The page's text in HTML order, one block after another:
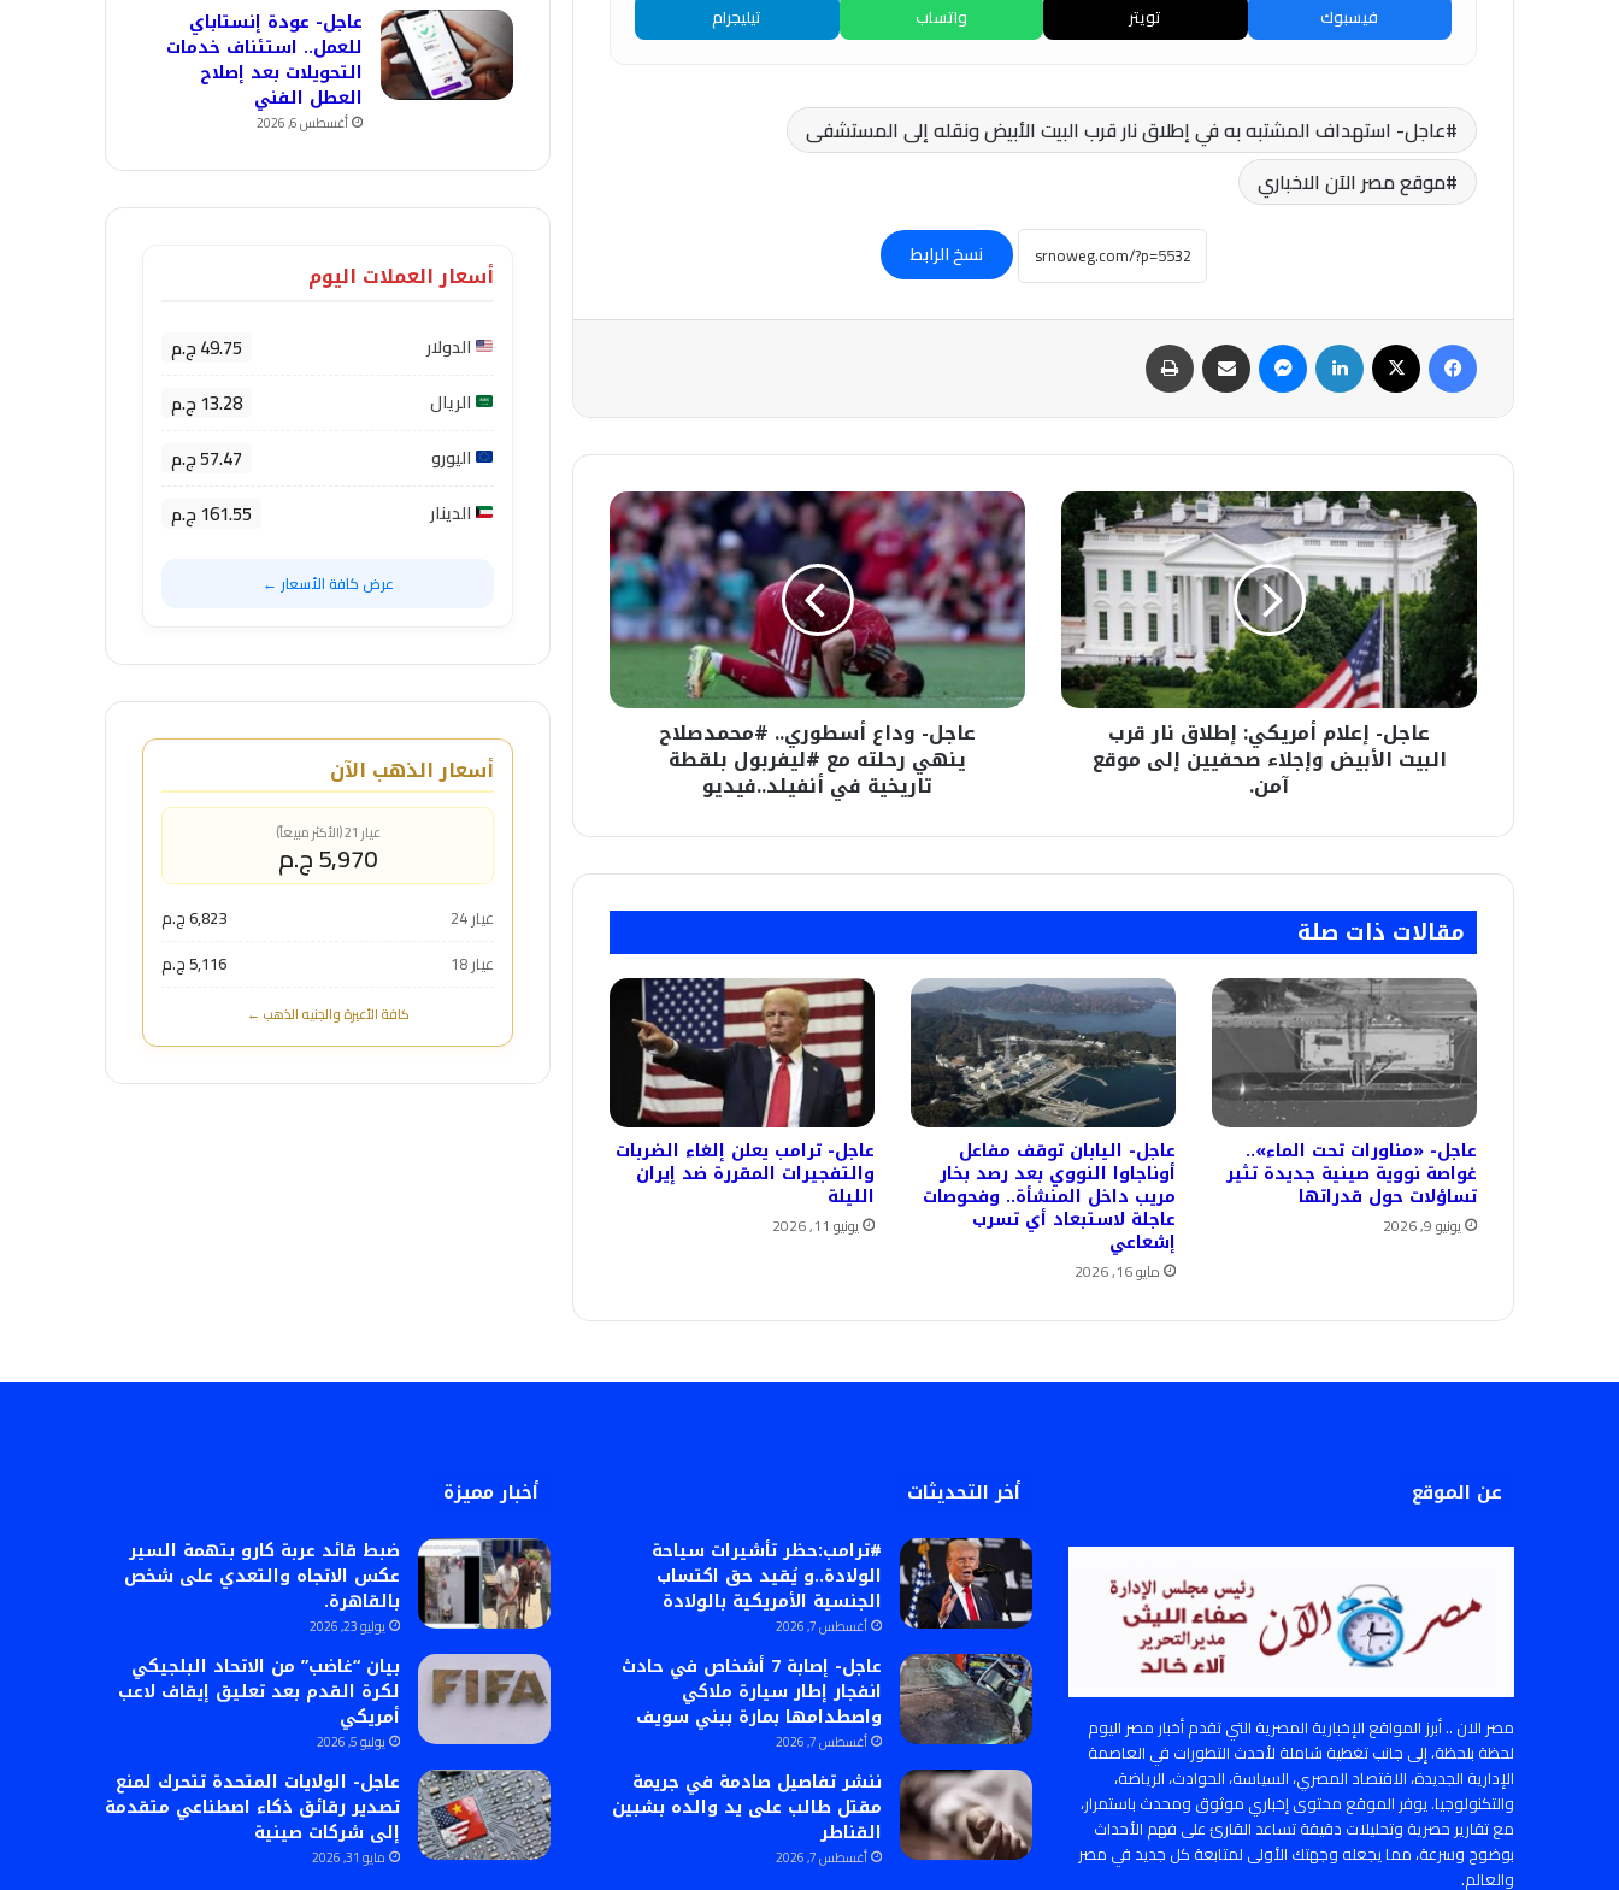
فيسبوك تويتر واتساب تيليجرام
عاجل- استهداف المشتبه به في إطلاق نار قرب البيت الأبيض ونقله إلى المستشفى
موقع مصر الآن الاخباري
نسخ الرابط
فيسبوك لينكدإن ماسنجر مشاركة عبر البريد
عاجل-
إعلام
أمريكي:
إطلاق
نار
قرب
البيت
الأبيض
وإجلاء
صحفيينعاجل- إعلام أمريكي: إطلاق نار قرب
البيت الأبيض وإجلاء صحفيين إلى موقع
آمن.
عاجل-
وداع
أسطوري..
#محمدصلاح
ينهي
رحلته
مع
بلقطة
أنفيلد..فيديو
عاجل- وداع أسطوري.. #محمدصلاح
ينهي رحلته مع #ليفربول بلقطة
تاريخية في أنفيلد..فيديو
مقالات ذات صلة
عاجل- «مناورات تحت الماء»..
غواصة نووية صينية جديدة تثير
تساؤلات حول قدراتها
يونيو 9, 2026
عاجل- اليابان توقف مفاعل
أوناجاوا النووي بعد رصد بخار
مريب داخل المنشأة.. وفحوصات
عاجلة لاستبعاد أي تسرب
إشعاعي
مايو 16, 2026
عاجل- ترامب يعلن إلغاء الضربات
والتفجيرات المقررة ضد إيران
الليلة
يونيو 11, 2026
عاجل- عودة إنستاباي
للعمل.. استئناف خدمات
التحويلات بعد إصلاح
العطل الفني
أغسطس 6, 2026
أسعار العملات اليوم
الدولار 49.75 ج.م
الريال 13.28 ج.م
اليورو 57.47 ج.م
الدينار 161.55 ج.م
عرض كافة الأسعار ←
أسعار الذهب الآن
عيار 21 (الأكثر مبيعاً)
5,970 ج.م
عيار 24
6,823 ج.م
عيار 18
5,116 ج.م
كافة الأعيرة والجنيه الذهب ←
عن الموقع
مصر الان .. أبرز المواقع الإخبارية المصرية التي تقدم أخبار مصر اليوم
لحظة بلحظة، إلى جانب تغطية شاملة لأحدث التطورات في العاصمة
الإدارية الجديدة، الاقتصاد المصري، السياسة، الحوادث، الرياضة،
والتكنولوجيا. يوفر الموقع محتوى إخباري موثوق ومحدث باستمرار،
مع تقارير حصرية وتحليلات دقيقة تساعد القارئ على فهم الأحداث
بوضوح وسرعة، مما يجعله وجهتك الأولى لمتابعة كل جديد في مصر
والعالم.
أخر التحديثات
#ترامب:حظر تأشيرات سياحة
الولادة..و يُقيد حق اكتساب
الجنسية الأمريكية بالولادة
أغسطس 7, 2026
عاجل- إصابة 7 أشخاص في حادث
انفجار إطار سيارة ملاكي
واصطدامها بمارة ببني سويف
أغسطس 7, 2026
ننشر تفاصيل صادمة في جريمة
مقتل طالب على يد والده بشبين
القناطر
أغسطس 7, 2026
أخبار مميزة
ضبط قائد عربة كارو بتهمة السير
عكس الاتجاه والتعدي على شخص
بالقاهرة.
يوليو 23, 2026
بيان “غاضب” من الاتحاد البلجيكي
لكرة القدم بعد تعليق إيقاف لاعب
أمريكي
يوليو 5, 2026
عاجل- الولايات المتحدة تتحرك لمنع
تصدير رقائق ذكاء اصطناعي متقدمة
إلى شركات صينية
مايو 31, 2026